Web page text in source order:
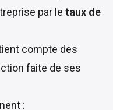
par le taux de
compte des
faite de ses
: